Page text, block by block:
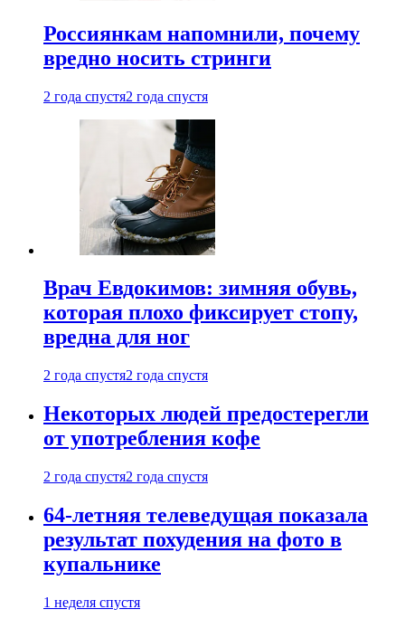
Россиянкам напомнили, почему
вредно носить стринги
2 года спустя2 года спустя
Врач Евдокимов: зимняя обувь,
которая плохо фиксирует стопу,
вредна для ног
2 года спустя2 года спустя
Некоторых людей предостерегли
от употребления кофе
2 года спустя2 года спустя
64-летняя телеведущая показала
результат похудения на фото в
купальнике
1 неделя спустя